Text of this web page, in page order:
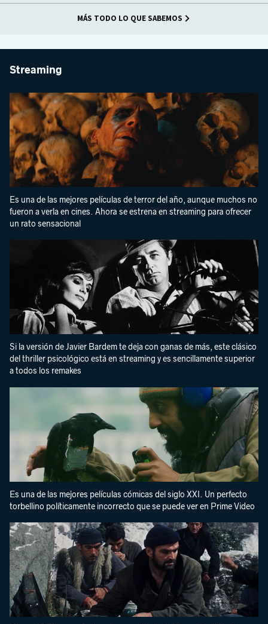
MÁS TODO LO QUE SABEMOS
Streaming
Es una de las mejores películas de terror del año, aunque muchos no
fueron a verla en cines. Ahora se estrena en streaming para ofrecer
un rato sensacional
Si la versión de Javier Bardem te deja con ganas de más, este clásico
del thriller psicológico está en streaming y es sencillamente superior
a todos los remakes
Es una de las mejores películas cómicas del siglo XXI. Un perfecto
torbellino políticamente incorrecto que se puede ver en Prime Video